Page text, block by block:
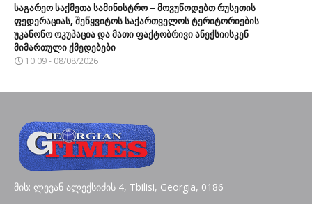
საგარეო საქმეთა სამინისტრო – მოვუწოდებთ რუსეთის
ფედერაციას, შეწყვიტოს საქართველოს ტერიტორიების
უკანონო ოკუპაცია და მათი ფაქტობრივი ანექსიისკენ
მიმართული ქმედებები
10:09 - 08/08/2026
მის: ლევან ალექსიძის 4, Tbilisi, Georgia, 0186